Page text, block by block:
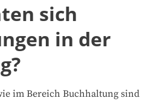
sich
in der
im Bereich Buchhaltung sind